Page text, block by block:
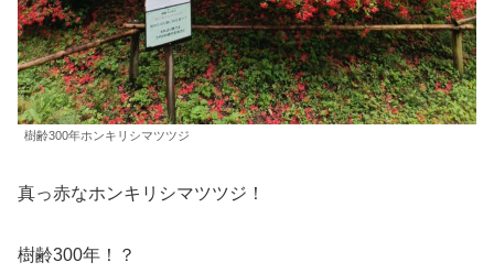
樹齢300年ホンキリシマツツジ
真っ赤なホンキリシマツツジ！
樹齢300年！？